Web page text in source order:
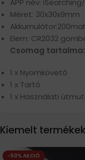
APP név:
Méret: 30x30x9mm
Elem: CR2032
Csomag tartalma:
1 x Nyomkövető
1 x Tartó
1 x Használati
Kiemelt termékek
-50% AKCIÓ